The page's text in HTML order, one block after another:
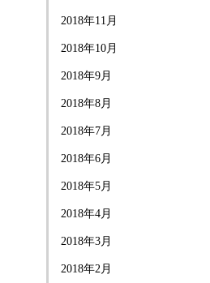
2018年11月
2018年10月
2018年9月
2018年8月
2018年7月
2018年6月
2018年5月
2018年4月
2018年3月
2018年2月